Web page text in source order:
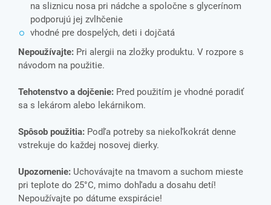
na sliznicu nosa pri nádche a spoločne s glycerínom
podporujú jej zvlhčenie
vhodné pre dospelých, deti i dojčatá
Nepoužívajte: Pri alergii na zložky produktu. V rozpore s
návodom na použitie.
Tehotenstvo a dojčenie: Pred použitím je vhodné poradiť
sa s lekárom alebo lekárnikom.
Spôsob použitia: Podľa potreby sa niekoľkokrát denne
vstrekuje do každej nosovej dierky.
Upozornenie: Uchovávajte na tmavom a suchom mieste
pri teplote do 25°C, mimo dohľadu a dosahu detí!
Nepoužívajte po dátume exspirácie!